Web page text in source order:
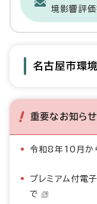
境影響評
名古屋市環
重要なお知らせ
令和8年10月か
プレミアム付電
で